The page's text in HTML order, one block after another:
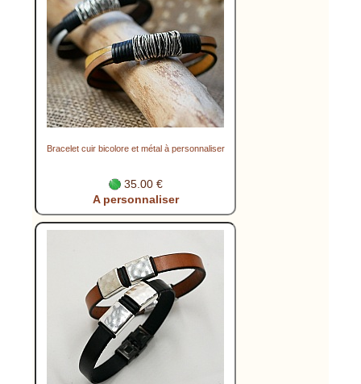
Bracelet cuir bicolore et métal à personnaliser
35.00 €
A personnaliser